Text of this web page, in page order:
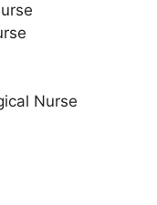
Nurse